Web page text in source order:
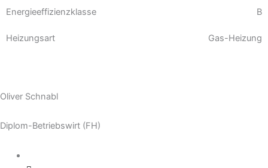
Energieeffizienzklasse B
Heizungsart Gas-Heizung
Oliver Schnabl
Diplom-Betriebswirt (FH)